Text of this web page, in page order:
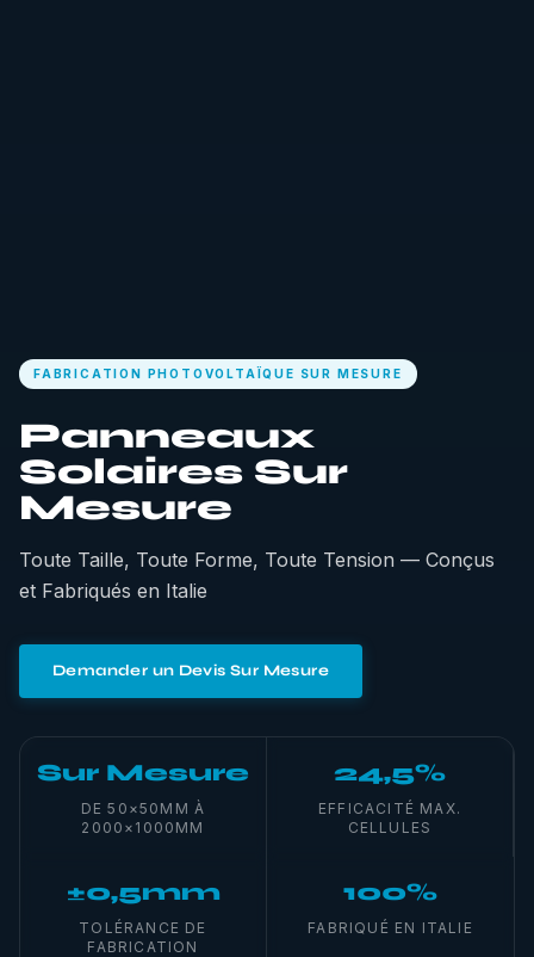
FABRICATION PHOTOVOLTAÏQUE SUR MESURE
Panneaux
Solaires Sur
Mesure
Toute Taille, Toute Forme, Toute Tension — Conçus
et Fabriqués en Italie
Demander un Devis Sur Mesure
Sur Mesure
DE 50×50MM À
2000×1000MM
24,5%
EFFICACITÉ MAX.
CELLULES
±0,5mm
TOLÉRANCE DE
FABRICATION
100%
FABRIQUÉ EN ITALIE